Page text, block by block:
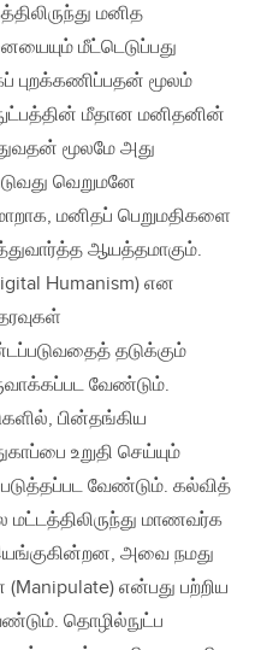
மனித
மீட்டெடுப்பது
புறக்கணிப்பதன் மூலம்
மீதான மனிதனின்
மூலமே அது
வெறுமனே
மனிதப் பெறுமதிகளை
ஆயத்தமாகும்.
Humanism) என
தடுக்கும்
வேண்டும்.
பின்தங்கிய
உறுதி செய்யும்
வேண்டும். கல்வித்
மட்டத்திலிருந்து மாணவர்க
அவை நமது
என்பது பற்றிய
தொழில்நுட்ப